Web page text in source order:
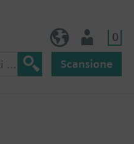
0
Scansione